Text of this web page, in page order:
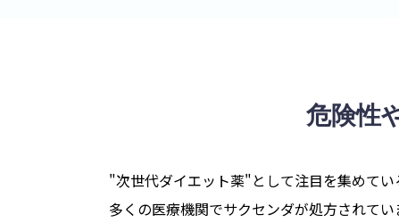
危険性
"次世代ダイエット薬"として注目を集めて
多くの医療機関でサクセンダが処方されてい